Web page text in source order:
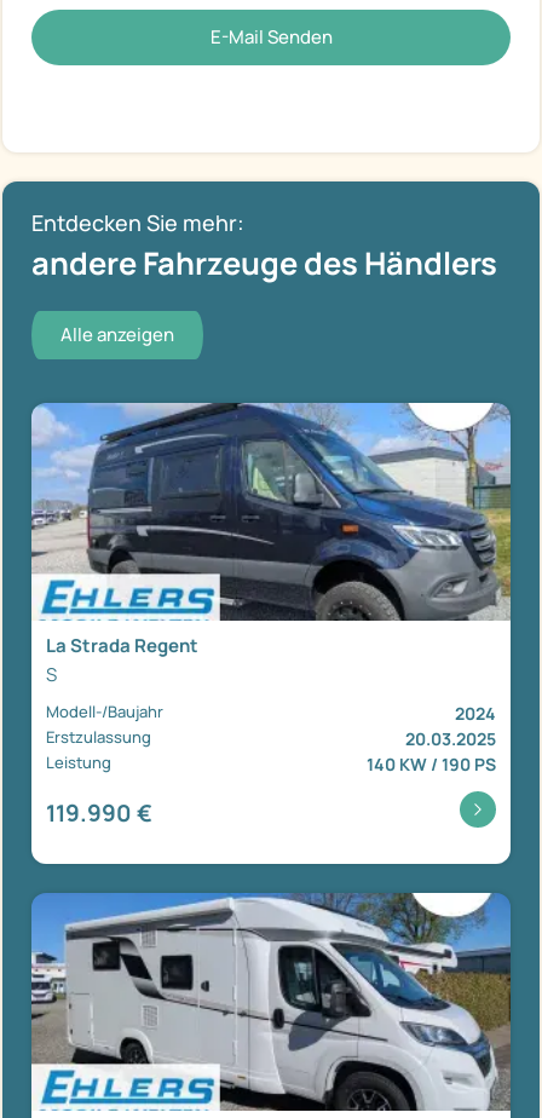
E-Mail Senden
Entdecken Sie mehr:
andere Fahrzeuge des Händlers
Alle anzeigen
La Strada Regent
S
Modell-/Baujahr 2024
Erstzulassung 20.03.2025
Leistung 140 KW / 190 PS
119.990 €